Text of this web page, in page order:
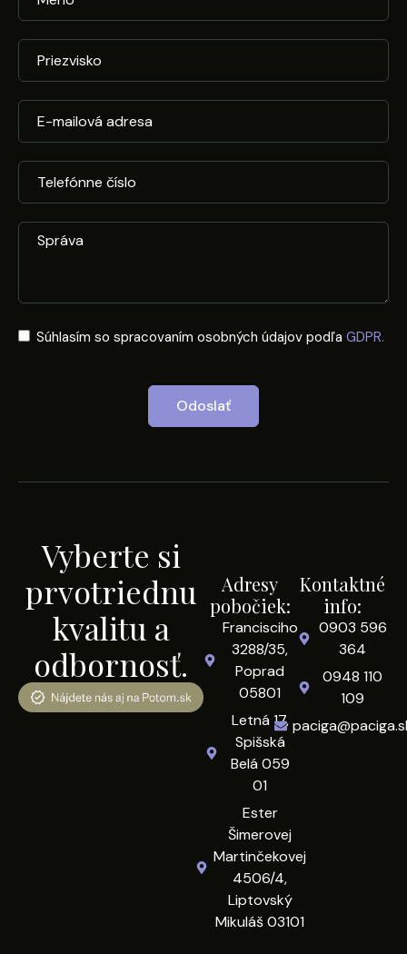
Súhlasím so spracovaním osobných údajov podľa GDPR.
Odoslať
Vyberte si
prvotriednu
kvalitu a
odbornosť.
Adresy
pobočiek:
Francisciho
3288/35,
Poprad
05801
Letná 17,
Spišská
Belá 059
01
Ester
Šimerovej
Martinčekovej
4506/4,
Liptovský
Mikuláš 03101
Kontaktné
info:
0903 596
364
0948 110
109